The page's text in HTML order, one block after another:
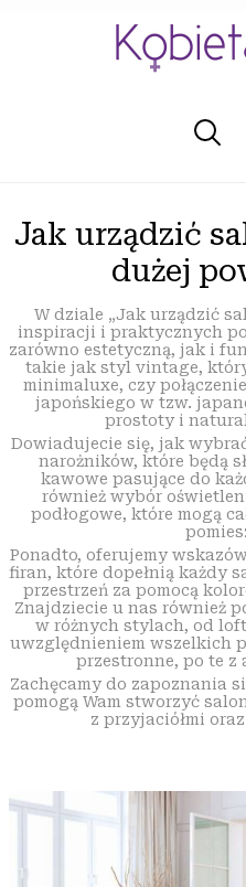
Jak urządzić
dużej
W dziale „Jak urządzić
inspiracji i praktycznych
zarówno estetyczną, jak i
takie jak styl vintage,
minimaluxe, czy
japońskiego w tzw.
prostoty i
Dowiadujecie się, jak
narożników, które będą
kawowe pasujące do
również wybór
podłogowe, które mogą
Ponadto, oferujemy
firan, które dopełnią każdy
przestrzeń za pomocą
Znajdziecie u nas również
w różnych stylach, od
uwzględnieniem wszelkich
przestronne, po te z
Zachęcamy do zapoznania
pomogą Wam stworzyć
z przyjaciółmi